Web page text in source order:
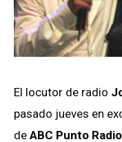
El locutor de radio
pasado jueves en
de ABC Punto Radio